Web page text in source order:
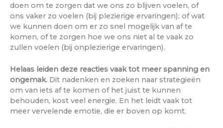
doen om te zorgen dat we ons zo blijven voelen, of
ons vaker zo voelen (bij plezierige ervaringen); of wat
we kunnen doen om er zo snel mogelijk van af te
komen, of te zorgen hoe we ons niet al te vaak zo
zullen voelen (bij onplezierige ervaringen).
Helaas leiden deze reacties vaak tot meer spanning en
ongemak. Dit nadenken en zoeken naar strategieën
om van iets af te komen of het juist te kunnen
behouden, kost veel energie. En het leidt vaak tot
meer vervelende emotie, die er boven op komt.